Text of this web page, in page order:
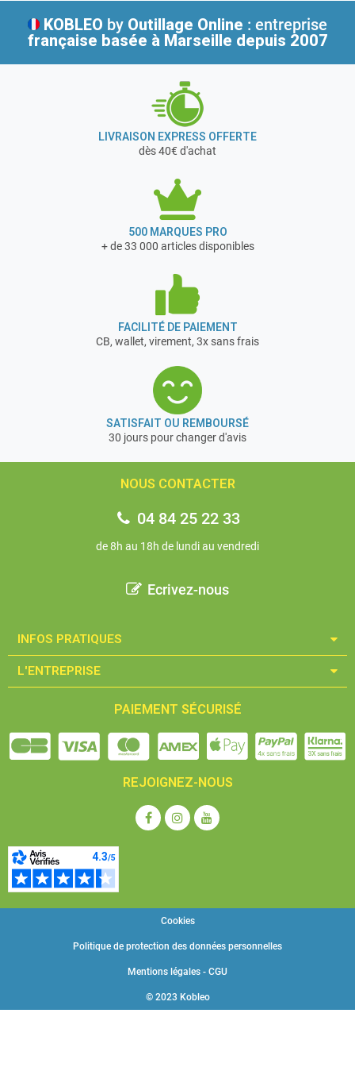
KOBLEO by Outillage Online : entreprise
française basée à Marseille depuis 2007
LIVRAISON EXPRESS OFFERTE
dès 40€ d'achat
500 MARQUES PRO
+ de 33 000 articles disponibles
FACILITÉ DE PAIEMENT
CB, wallet, virement, 3x sans frais
SATISFAIT OU REMBOURSÉ
30 jours pour changer d'avis
NOUS CONTACTER
04 84 25 22 33
de 8h au 18h de lundi au vendredi
Ecrivez-nous
INFOS PRATIQUES​
L'ENTREPRISE​
PAIEMENT SÉCURISÉ
REJOIGNEZ-NOUS
© 2023 Kobleo
Mentions légales - CGU
Politique de protection des données personnelles
Cookies